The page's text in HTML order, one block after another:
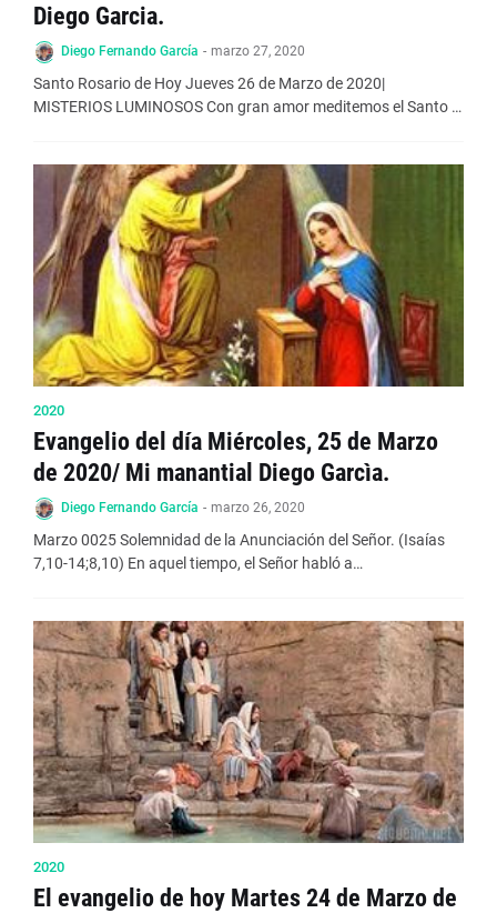
Diego Garcia.
Diego Fernando García - marzo 27, 2020
Santo Rosario de Hoy Jueves 26 de Marzo de 2020|
MISTERIOS LUMINOSOS Con gran amor meditemos el Santo …
2020
Evangelio del día Miércoles, 25 de Marzo
de 2020/ Mi manantial Diego Garcìa.
Diego Fernando García - marzo 26, 2020
Marzo 0025 Solemnidad de la Anunciación del Señor. (Isaías
7,10-14;8,10) En aquel tiempo, el Señor habló a…
2020
El evangelio de hoy Martes 24 de Marzo de